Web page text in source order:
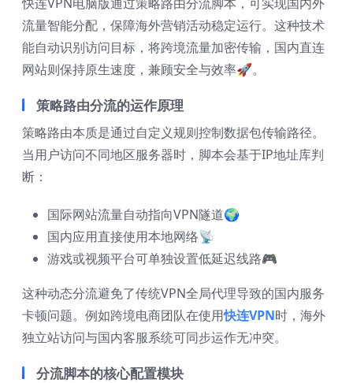
流量智能分配，保障海外营销活动稳定运行。这种技术
能自动识别访问目标，将跨境流量加密传输，国内直连
网站则保持原生速度，兼顾安全与效率🚀。
策略路由分流的运作原理
策略路由本质是通过自定义规则控制数据包传输路径。
当用户访问不同地区服务器时，脚本会基于IP地址库判
断：
国际网站流量自动指向VPN隧道🌍
国内应用直接使用本地网络📡
游戏或视频平台可单独设置低延迟线路🎮
这种动态分流避免了传统VPN全局代理导致的国内服务
卡顿问题。例如跨境电商团队在使用快连VPN时，海外
独立站访问与国内客服系统可同步运作无冲突。
分流脚本的核心配置模块